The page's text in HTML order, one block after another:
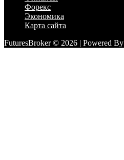
Форекс
Экономика
Карта сайта
FuturesBroker © 2026 | Powered By